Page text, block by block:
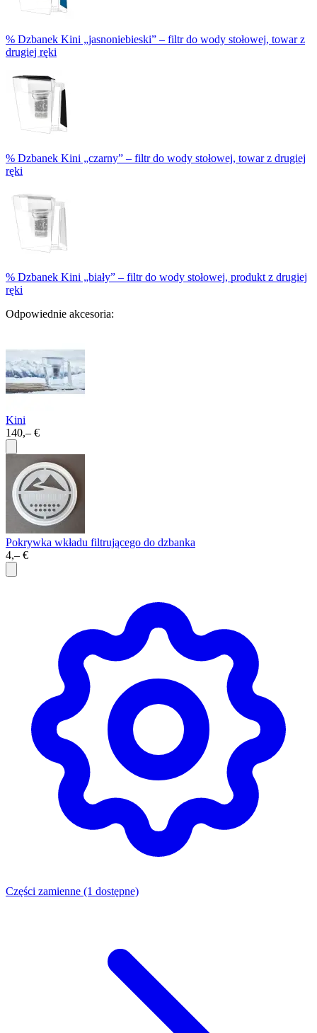
% Dzbanek Kini „jasnoniebieski” – filtr do wody stołowej, towar z
drugiej ręki
% Dzbanek Kini „czarny” – filtr do wody stołowej, towar z drugiej
ręki
% Dzbanek Kini „biały” – filtr do wody stołowej, produkt z drugiej
ręki
Odpowiednie akcesoria:
Kini
140,– €
Pokrywka wkładu filtrującego do dzbanka
4,– €
Części zamienne (1 dostępne)